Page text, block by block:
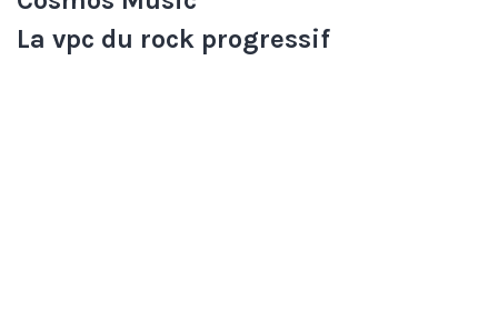
La vpc du rock progressif